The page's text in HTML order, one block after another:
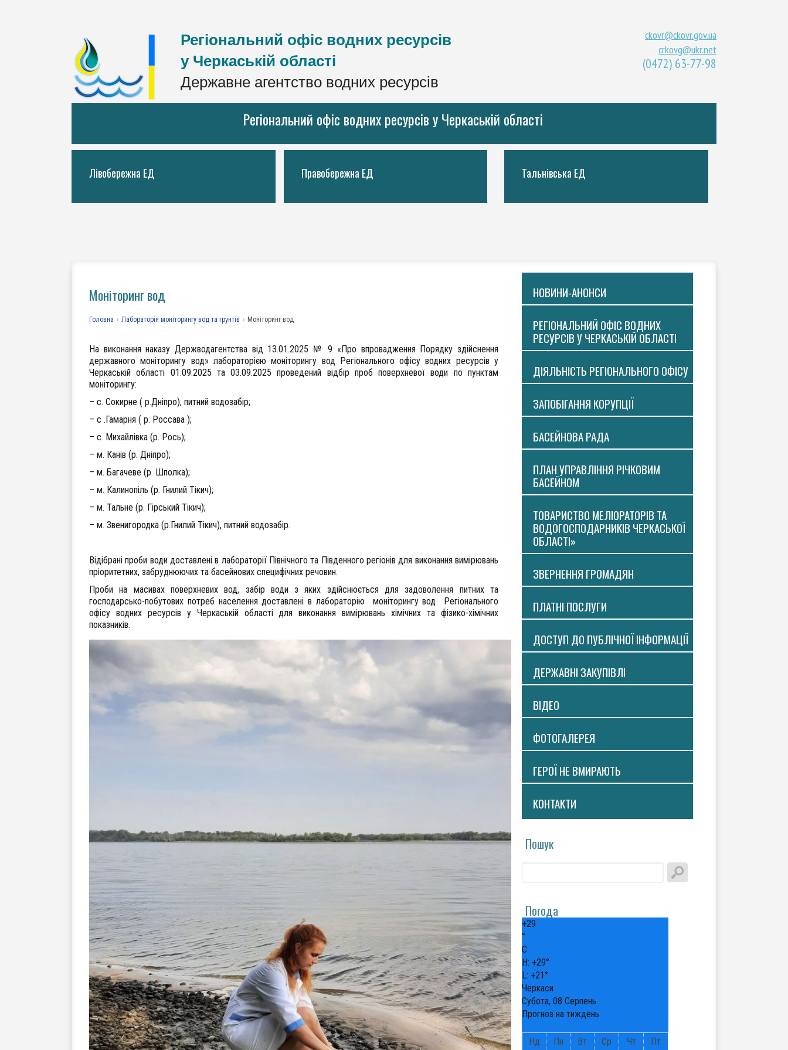
Регіональний офіс водних ресурсів
у Черкаській області
Державне агентство водних ресурсів
ckovr@ckovr.gov.ua
crkovg@ukr.net
(0472) 63-77-98
Регіональний офіс водних ресурсів у Черкаській області
Лівобережна ЕД Правобережна ЕД Тальнiвська ЕД
НОВИНИ-АНОНСИ
РЕГІОНАЛЬНИЙ ОФІС ВОДНИХ
РЕСУРСІВ У ЧЕРКАСЬКІЙ ОБЛАСТІ
ДІЯЛЬНІСТЬ РЕГІОНАЛЬНОГО ОФІСУ
ЗАПОБІГАННЯ КОРУПЦІЇ
БАСЕЙНОВА РАДА
ПЛАН УПРАВЛІННЯ РІЧКОВИМ
БАСЕЙНОМ
ТОВАРИСТВО МЕЛІОРАТОРІВ ТА
ВОДОГОСПОДАРНИКІВ ЧЕРКАСЬКОЇ
ОБЛАСТІ»
ЗВЕРНЕННЯ ГРОМАДЯН
ПЛАТНI ПОСЛУГИ
ДОСТУП ДО ПУБЛІЧНОЇ ІНФОРМАЦІЇ
ДЕРЖАВНІ ЗАКУПІВЛІ
ВIДЕО
ФОТОГАЛЕРЕЯ
ГЕРОЇ НЕ ВМИРАЮТЬ
КОНТАКТИ
Пошук
Погода
+29
°
C
H: +29°
L: +21°
Черкаси
Субота, 08 Серпень
Прогноз на тиждень
Нд Пн Вт Ср Чт Пт
Моніторинг вод
Головна › Лабораторія моніторингу вод та грунтів › Моніторинг вод
На виконання наказу Держводагентства від 13.01.2025 № 9 «Про впровадження Порядку здійснення
державного моніторингу вод» лабораторією моніторингу вод Регіонального офісу водних ресурсів у
Черкаській області 01.09.2025 та 03.09.2025 проведений відбір проб поверхневої води по пунктам
моніторингу:
– с. Сокирне ( р.Дніпро), питний водозабір;
– с .Гамарня ( р. Россава );
– с. Михайлівка (р. Рось);
– м. Канів (р. Дніпро);
– м. Багачеве (р. Шполка);
– м. Калинопіль (р. Гнилий Тікич);
– м. Тальне (р. Гірський Тікич);
– м. Звенигородка (р.Гнилий Тікич), питний водозабір.
Відібрані проби води доставлені в лабораторії Північного та Південного регіонів для виконання вимірювань
пріоритетних, забруднюючих та басейнових специфічних речовин.
Проби на масивах поверхневих вод, забір води з яких здійснюється для задоволення питних та
господарсько-побутових потреб населення доставлені в лабораторію моніторингу вод Регіонального
офісу водних ресурсів у Черкаській області для виконання вимірювань хімічних та фізико-хімічних
показників.